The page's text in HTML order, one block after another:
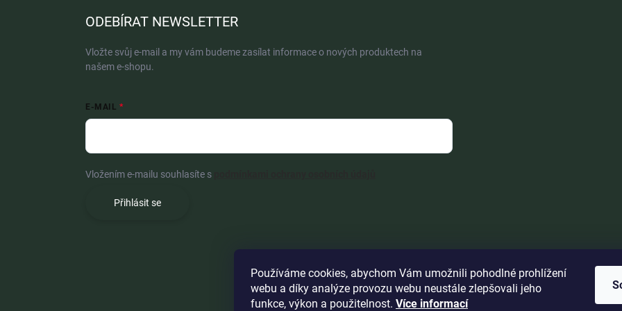
Používáme cookies, abychom Vám umožnili pohodlné prohlížení
webu a díky analýze provozu webu neustále zlepšovali jeho
funkce, výkon a použitelnost. Více informací
ODEBÍRAT NEWSLETTER
Vložte svůj e-mail a my vám budeme zasílat informace o nových produktech na
našem e-shopu.
E-MAIL
Vložením e-mailu souhlasíte s
Přihlásit se